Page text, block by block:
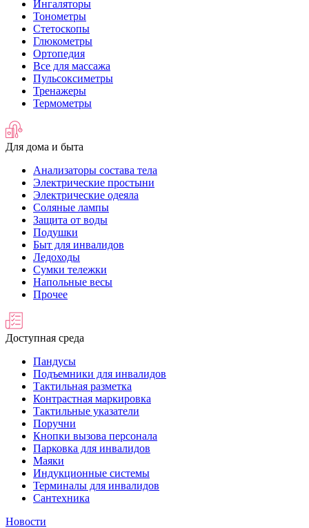
Ингаляторы
Тонометры
Стетоскопы
Глюкометры
Ортопедия
Все для массажа
Пульсоксиметры
Тренажеры
Термометры
Для дома и быта
Анализаторы состава тела
Электрические простыни
Электрические одеяла
Соляные лампы
Защита от воды
Подушки
Быт для инвалидов
Ледоходы
Сумки тележки
Напольные весы
Прочее
Доступная среда
Пандусы
Подъемники для инвалидов
Тактильная разметка
Контрастная маркировка
Тактильные указатели
Поручни
Кнопки вызова персонала
Парковка для инвалидов
Маяки
Индукционные системы
Терминалы для инвалидов
Сантехника
Новости